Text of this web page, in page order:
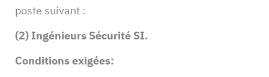
poste suivant :
(2) Ingénieurs Sécurité SI.
Conditions exigées: